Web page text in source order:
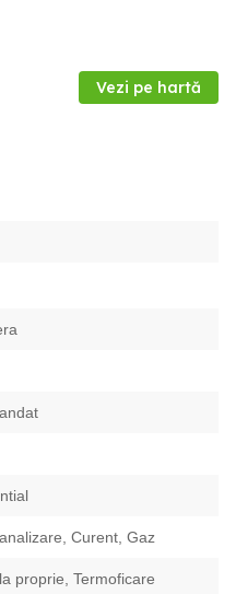
Vezi pe hartă
Curent, Gaz
proprie, Termoficare